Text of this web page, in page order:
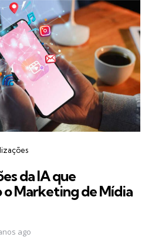
da IA que
o Marketing de Mídia
ago